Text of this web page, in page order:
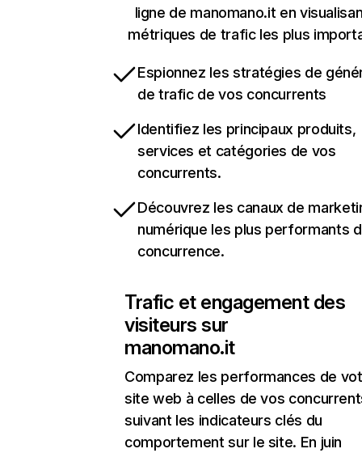
ligne de manomano.it en
métriques de trafic les plus
Espionnez les stratégies de
de trafic de vos concurrents
Identifiez les principaux produits,
services et catégories de vos
concurrents.
Découvrez les canaux de
numérique les plus performants
concurrence.
Trafic et engagement des
visiteurs sur
manomano.it
Comparez les performances de
site web à celles de vos
suivant les indicateurs clés du
comportement sur le site. En juin